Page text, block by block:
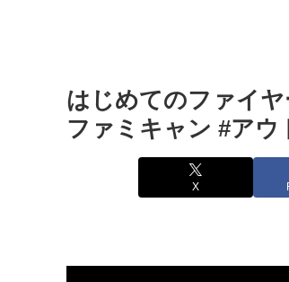
はじめてのファイ
ファミキャン #ア
X